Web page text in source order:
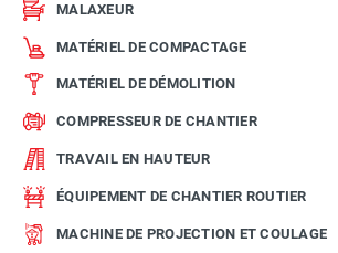
MALAXEUR
MATÉRIEL DE COMPACTAGE
MATÉRIEL DE DÉMOLITION
COMPRESSEUR DE CHANTIER
TRAVAIL EN HAUTEUR
ÉQUIPEMENT DE CHANTIER ROUTIER
MACHINE DE PROJECTION ET COULAGE